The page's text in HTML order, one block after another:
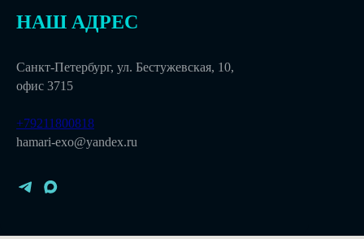
НАШ АДРЕС
Санкт-Петербург, ул. Бестужевская, 10,
офис 3715
+79211800818
hamari-exo@yandex.ru